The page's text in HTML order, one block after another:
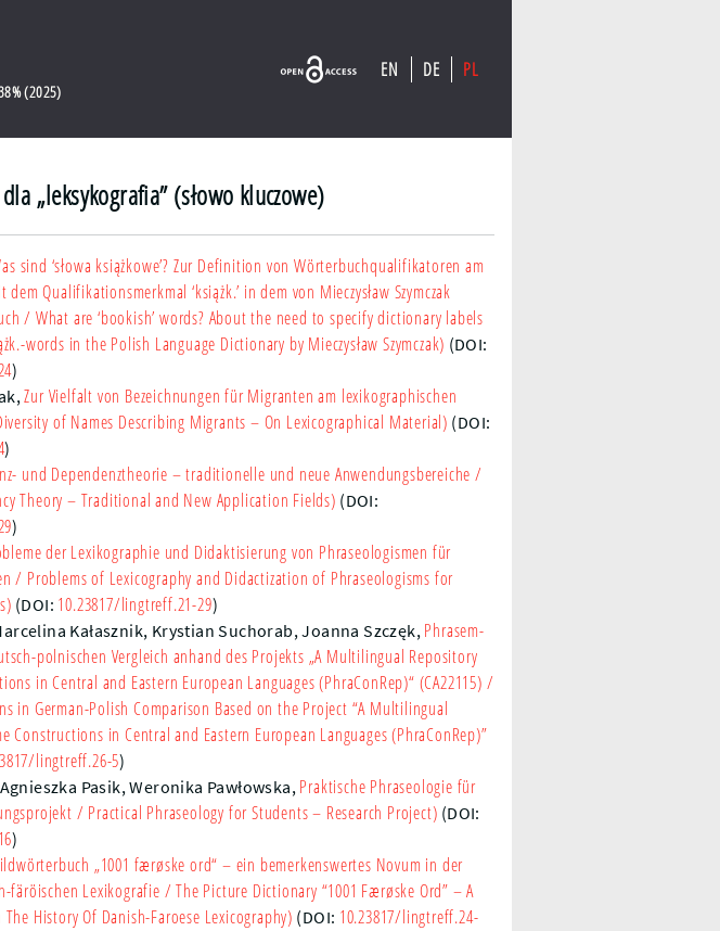
(2025)
EN DE PL
„leksykografia” (słowo kluczowe)
sind ‘słowa książkowe’? Zur Definition von Wörterbuchqualifikatoren am
Qualifikationsmerkmal ‘książk.’ in dem von Mieczysław Szymczak
/ What are ‘bookish’ words? About the need to specify dictionary labels
words in the Polish Language Dictionary by Mieczysław Szymczak) (DOI:
)
,Zur Vielfalt von Bezeichnungen für Migranten am lexikographischen
of Names Describing Migrants – On Lexicographical Material) (DOI:
)
und Dependenztheorie – traditionelle und neue Anwendungsbereiche /
Theory – Traditional and New Application Fields) (DOI:
)
der Lexikographie und Didaktisierung von Phraseologismen für
/ Problems of Lexicography and Didactization of Phraseologisms for
(DOI: 10.23817/lingtreff.21-29)
Kałasznik, Krystian Suchorab,Joanna Szczęk, Phrasem-
polnischen Vergleich anhand des Projekts „A Multilingual Repository
in Central and Eastern European Languages (PhraConRep)“ (CA22115) /
in German-Polish Comparison Based on the Project “A Multilingual
Constructions in Central and Eastern European Languages (PhraConRep)”
lingtreff.26-5)
Agnieszka Pasik,Weronika Pawłowska, Praktische Phraseologie für
/ Practical Phraseology for Students – Research Project) (DOI:
)
„1001 færøske ord“ – ein bemerkenswertes Novum in der
färöischen Lexikografie / The Picture Dictionary “1001 Færøske Ord” – A
History Of Danish-Faroese Lexicography) (DOI: 10.23817/lingtreff.24-